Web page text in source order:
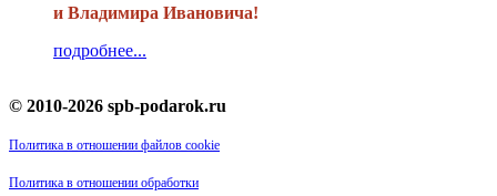
и Владимира Ивановича!
подробнее...
© 2010-2026 spb-podarok.ru
Политика в отношении файлов cookie
Политика в отношении обработки